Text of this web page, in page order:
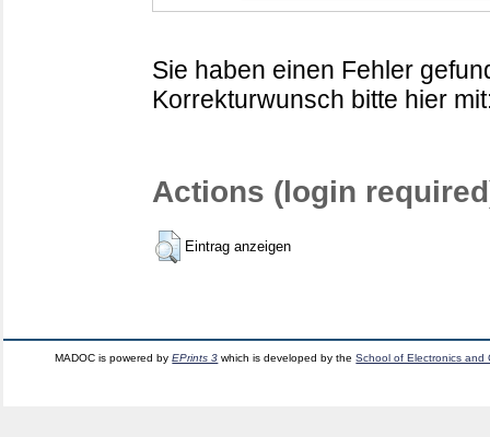
Sie haben einen Fehler
Korrekturwunsch bitte hier
Actions (login
Eintrag anzeigen
MADOC is powered byEPrints 3 which is developed by theSchool of Electronics and